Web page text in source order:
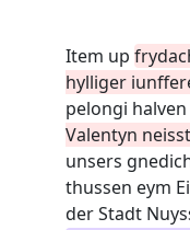
Item up
hylliger
pelongi
Valentyn
unsers
thussen eym
der Stadt